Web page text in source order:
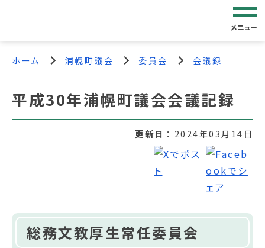
メニュー
ホーム 浦幌町議会 委員会 会議録
平成30年浦幌町議会会議記録
更新日 2024年03月14日
総務文教厚生常任委員会